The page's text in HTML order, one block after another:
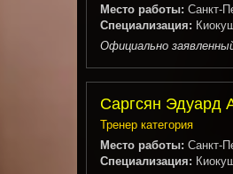
Место работы: Санкт-
Специализация:
Официально
Саргсян Эдуард
Тренер категория
Место работы: Санкт-
Специализация: